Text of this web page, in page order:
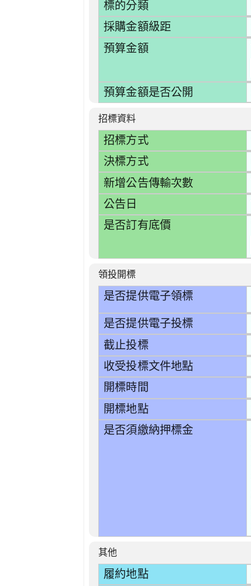
標的分類
採購金額級距
預算金額
預算金額是否公開
招標資料
招標方式
決標方式
新增公告傳輸次數
公告日
是否訂有底價
領投開標
是否提供電子領標
是否提供電子投標
截止投標
收受投標文件地點
開標時間
開標地點
是否須繳納押標金
其他
履約地點